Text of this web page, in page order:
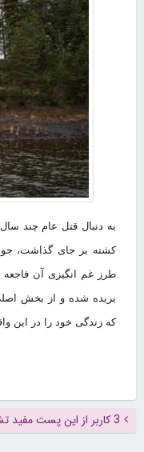
کشته بر جای گذاشت،
طرز غم انگیزی آن فاجعه
بریده شده و از بخش
که زندگی خود را در این
3 کاربر از این پست مفید تشکر کرده اند (نمایش سپاس ها)